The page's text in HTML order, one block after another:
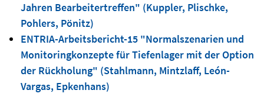
Jahren Bearbeitertreffen" (Kuppler, Plischke,
Pohlers, Pönitz)
ENTRIA-Arbeitsbericht-15 "Normalszenarien und
Monitoringkonzepte für Tiefenlager mit der Option
der Rückholung" (Stahlmann, Mintzlaff, León-
Vargas, Epkenhans)